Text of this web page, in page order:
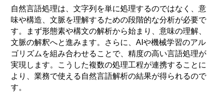
自然言語処理は、文字列を単に処理するのではなく、意
味や構造、文脈を理解するための段階的な分析が必要で
す。まず形態素や構文の解析から始まり、意味の理解、
文脈の解釈へと進みます。さらに、AIや機械学習のアル
ゴリズムを組み合わせることで、精度の高い言語処理が
実現します。こうした複数の処理工程が連携することに
より、業務で使える自然言語解析の結果が得られるので
す。